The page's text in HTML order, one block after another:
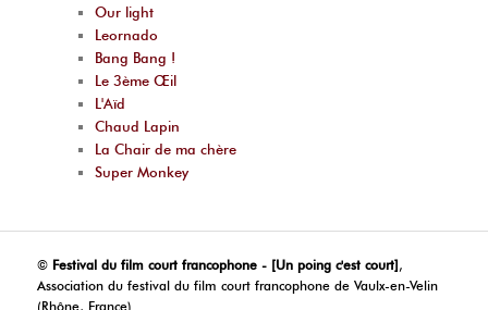
Our light
Leornado
Bang Bang !
Le 3ème Œil
L'Aïd
Chaud Lapin
La Chair de ma chère
Super Monkey
© Festival du film court francophone - [Un poing c'est court],
Association du festival du film court francophone de Vaulx-en-Velin
(Rhône, France)